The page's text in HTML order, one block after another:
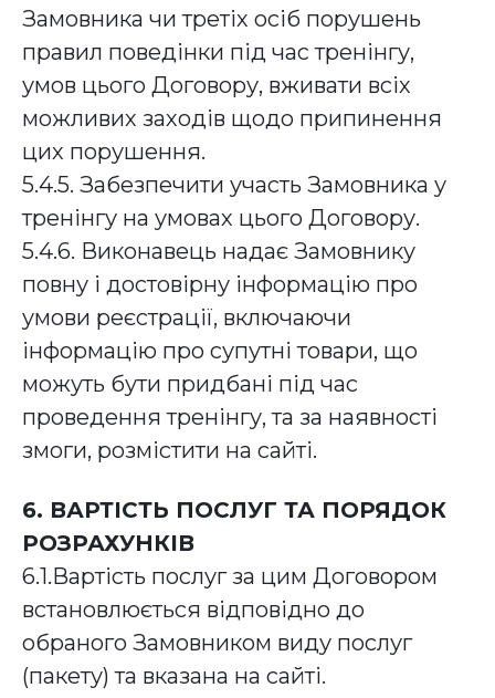
Замовника чи третіх осіб порушень
правил поведінки під час тренінгу,
умов цього Договору, вживати всіх
можливих заходів щодо припинення
цих порушення.
5.4.5. Забезпечити участь Замовника у
тренінгу на умовах цього Договору.
5.4.6. Виконавець надає Замовнику
повну і достовірну інформацію про
умови реєстрації, включаючи
інформацію про супутні товари, що
можуть бути придбані під час
проведення тренінгу, та за наявності
змоги, розмістити на сайті.
6. ВАРТІСТЬ ПОСЛУГ ТА ПОРЯДОК
РОЗРАХУНКІВ
6.1.Вартість послуг за цим Договором
встановлюється відповідно до
обраного Замовником виду послуг
(пакету) та вказана на сайті.